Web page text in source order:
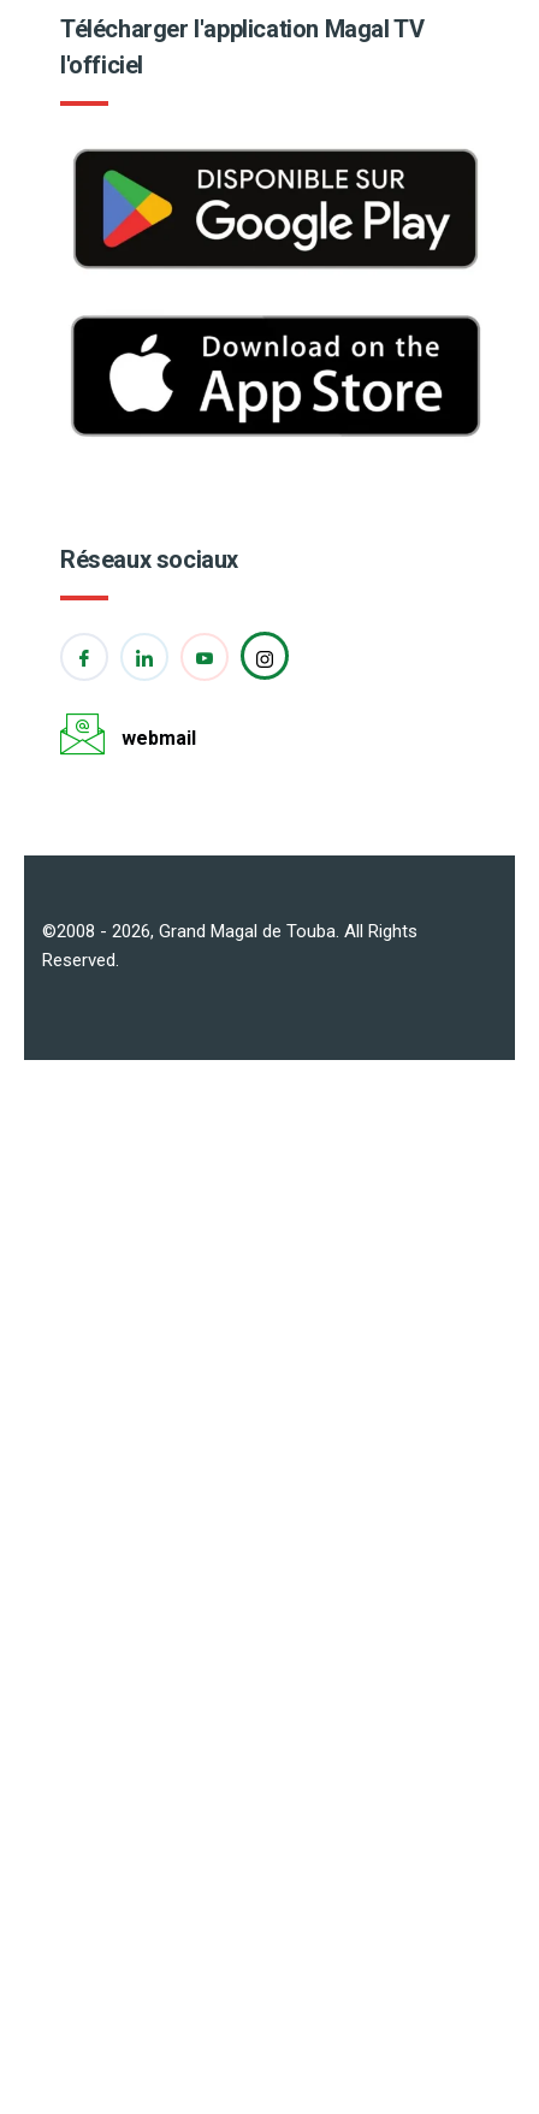
Télécharger l'application Magal TV
l'officiel
Réseaux sociaux
webmail
©2008 - 2026, Grand Magal de Touba . All Rights
Reserved.